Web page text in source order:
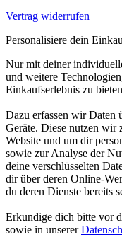
Vertrag widerrufen
Personalisiere dein
Nur mit deiner
und weitere
Einkaufserlebnis zu
Dazu erfassen wir Daten
Geräte. Diese nutzen wir
Website und um dir
sowie zur Analyse der
deine verschlüsselten
dir über deren Online-
du deren Dienste bereits
Erkundige dich bitte vor
sowie in unserer